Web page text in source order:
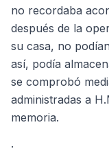
no recordaba
después de la
su casa, no
así, podía
se comprobó
administradas a
memoria.
.